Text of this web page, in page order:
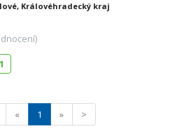
Královéhradecký kraj
« 1 » >